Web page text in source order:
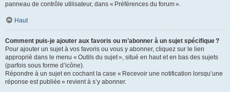
panneau de contrôle utilisateur, dans « Préférences du forum ».
Haut
Comment puis-je ajouter aux favoris ou m’abonner à un sujet spécifique ?
Pour ajouter un sujet à vos favoris ou vous y abonner, cliquez sur le lien
approprié dans le menu « Outils du sujet », situé en haut et en bas des sujets
(parfois sous forme d’icône).
Répondre à un sujet en cochant la case « Recevoir une notification lorsqu’une
réponse est publiée » revient à s’y abonner.